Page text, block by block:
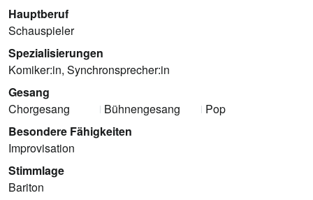
Hauptberuf
Schauspieler
Spezialisierungen
Komiker:in, Synchronsprecher:in
Gesang
Chorgesang
Bühnengesang
Pop
Besondere Fähigkeiten
Improvisation
Stimmlage
Bariton